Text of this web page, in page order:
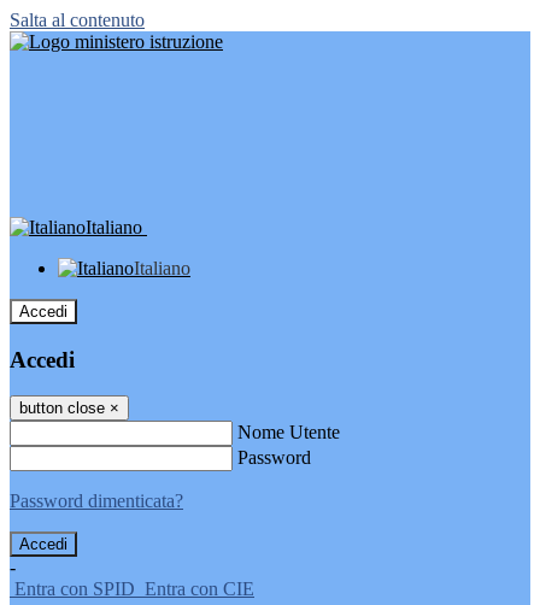
Salta al contenuto
Italiano
Italiano
Accedi
Accedi
button close ×
Nome Utente
Password
Password dimenticata?
-
Entra con SPID Entra con CIE